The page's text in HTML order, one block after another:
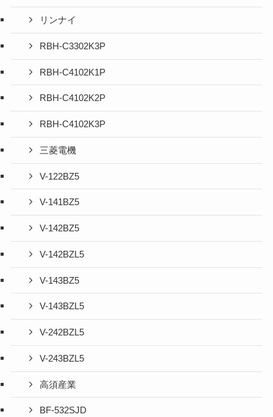
リンナイ
RBH-C3302K3P
RBH-C4102K1P
RBH-C4102K2P
RBH-C4102K3P
三菱電機
V-122BZ5
V-141BZ5
V-142BZ5
V-142BZL5
V-143BZ5
V-143BZL5
V-242BZL5
V-243BZL5
高須産業
BF-532SJD